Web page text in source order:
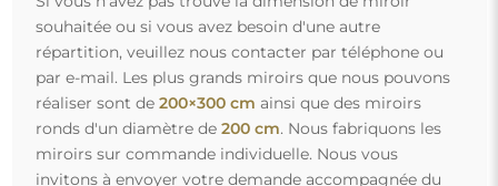
commandé arrive en toute sécurité entre vos mains, et ce,
complètement gratuitement. Nous disposons de notre
propre flotte de véhicules et de personnel formé, c’est
pourquoi nous pouvons vous garantir que le miroir arrivera
en parfait état, sans frais supplémentaires. Même si vous
commandez un miroir de grande taille, vous pouvez
compter sur une livraison rapide.